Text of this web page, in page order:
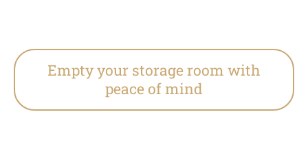
Empty your storage room with
peace of mind